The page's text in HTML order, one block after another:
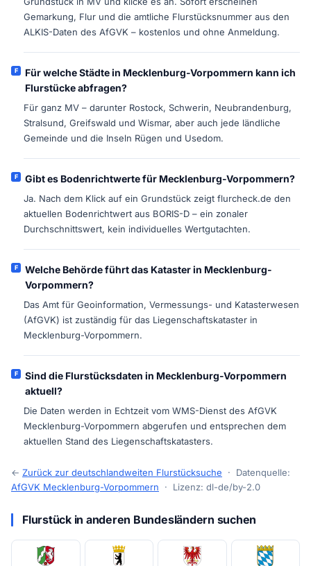
Gemarkung, Flur und die amtliche Flurstücksnummer aus den
ALKIS-Daten des AfGVK – kostenlos und ohne Anmeldung.
Für welche Städte in Mecklenburg-Vorpommern kann ich
Flurstücke abfragen?
Für ganz MV – darunter Rostock, Schwerin, Neubrandenburg,
Stralsund, Greifswald und Wismar, aber auch jede ländliche
Gemeinde und die Inseln Rügen und Usedom.
Gibt es Bodenrichtwerte für Mecklenburg-Vorpommern?
Ja. Nach dem Klick auf ein Grundstück zeigt flurcheck.de den
aktuellen Bodenrichtwert aus BORIS-D – ein zonaler
Durchschnittswert, kein individuelles Wertgutachten.
Welche Behörde führt das Kataster in Mecklenburg-
Vorpommern?
Das Amt für Geoinformation, Vermessungs- und Katasterwesen
(AfGVK) ist zuständig für das Liegenschaftskataster in
Mecklenburg-Vorpommern.
Sind die Flurstücksdaten in Mecklenburg-Vorpommern
aktuell?
Die Daten werden in Echtzeit vom WMS-Dienst des AfGVK
Mecklenburg-Vorpommern abgerufen und entsprechen dem
aktuellen Stand des Liegenschaftskatasters.
← Zurück zur deutschlandweiten Flurstücksuche · Datenquelle:
AfGVK Mecklenburg-Vorpommern · Lizenz: dl-de/by-2.0
Flurstück in anderen Bundesländern suchen